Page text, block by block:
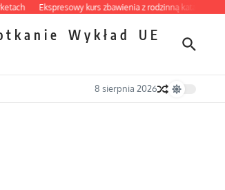
Ekspresowy kurs zbawienia z rodzinną katastrofą
Wykład
UE
8 sierpnia 2026